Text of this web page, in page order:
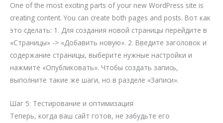
One of the most exciting parts of your new WordPress site is
creating content. You can create both pages and posts. Вот как
это сделать: 1. Для создания новой страницы перейдите в
«Страницы» -> «Добавить новую». 2. Введите заголовок и
содержание страницы, выберите нужные настройки и
нажмите «Опубликовать». Чтобы создать запись,
выполните такие же шаги, но в разделе «Записи».
Шаг 5: Тестирование и оптимизация
Теперь, когда ваш сайт готов, не забудьте его